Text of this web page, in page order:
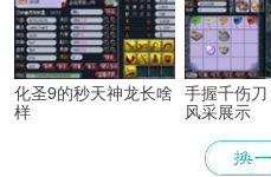
化圣9的秒天神龙长啥
样
手握千伤
风采展示